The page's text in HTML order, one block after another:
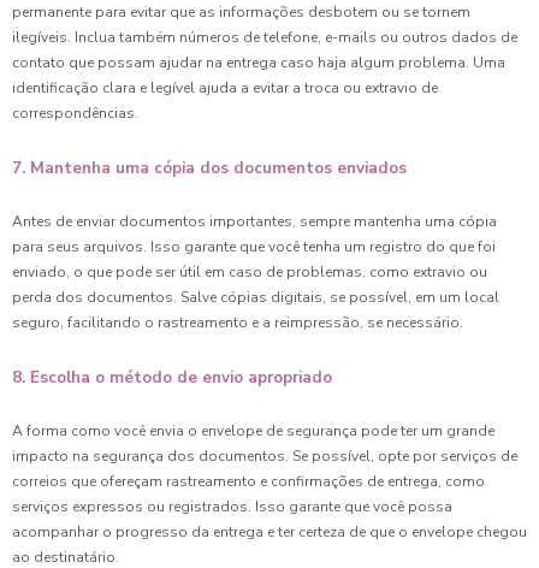
permanente para evitar que as informações desbotem ou se tornem
ilegíveis. Inclua também números de telefone, e-mails ou outros dados de
contato que possam ajudar na entrega caso haja algum problema. Uma
identificação clara e legível ajuda a evitar a troca ou extravio de
correspondências.
7. Mantenha uma cópia dos documentos enviados
Antes de enviar documentos importantes, sempre mantenha uma cópia
para seus arquivos. Isso garante que você tenha um registro do que foi
enviado, o que pode ser útil em caso de problemas, como extravio ou
perda dos documentos. Salve cópias digitais, se possível, em um local
seguro, facilitando o rastreamento e a reimpressão, se necessário.
8. Escolha o método de envio apropriado
A forma como você envia o envelope de segurança pode ter um grande
impacto na segurança dos documentos. Se possível, opte por serviços de
correios que ofereçam rastreamento e confirmações de entrega, como
serviços expressos ou registrados. Isso garante que você possa
acompanhar o progresso da entrega e ter certeza de que o envelope chegou
ao destinatário.